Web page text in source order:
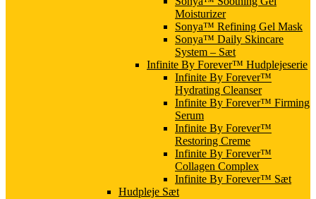
Moisturizer
Sonya™ Refining Gel Mask
Sonya™ Daily Skincare
System – Sæt
Infinite By Forever™ Hudplejeserie
Infinite By Forever™
Hydrating Cleanser
Infinite By Forever™ Firming
Serum
Infinite By Forever™
Restoring Creme
Infinite By Forever™
Collagen Complex
Infinite By Forever™ Sæt
Hudpleje Sæt